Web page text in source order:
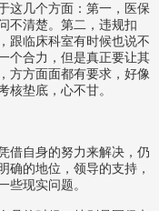
几个方面：第一，医保
不清楚。第二，违规扣
跟临床科室有时候也说不
个合力，但是真正要让其
方方面面都有要求，好像
核垫底，心不甘。
自身的努力来解决，仍
确的地位，领导的支持，
些现实问题。